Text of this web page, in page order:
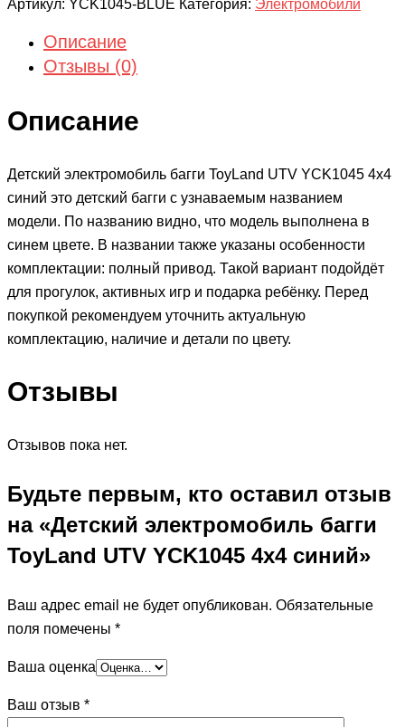
Артикул: YCK1045-BLUE Категория: Электромобили
Описание
Отзывы (0)
Описание
Детский электромобиль багги ToyLand UTV YCK1045 4х4
синий это детский багги с узнаваемым названием
модели. По названию видно, что модель выполнена в
синем цвете. В названии также указаны особенности
комплектации: полный привод. Такой вариант подойдёт
для прогулок, активных игр и подарка ребёнку. Перед
покупкой рекомендуем уточнить актуальную
комплектацию, наличие и детали по цвету.
Отзывы
Отзывов пока нет.
Будьте первым, кто оставил отзыв
на «Детский электромобиль багги
ToyLand UTV YCK1045 4х4 синий»
Ваш адрес email не будет опубликован. Обязательные
поля помечены *
Ваша оценка
Ваш отзыв *